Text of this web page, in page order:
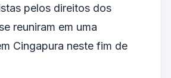
pelos direitos dos
reuniram em uma
Cingapura neste fim de